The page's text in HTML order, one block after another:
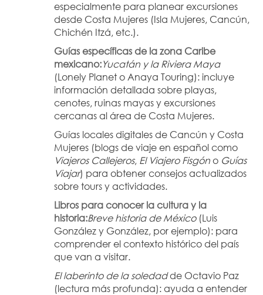
especialmente para planear excursiones
desde Costa Mujeres (Isla Mujeres, Cancún,
Chichén Itzá, etc.).
Guías específicas de la zona Caribe
mexicano:Yucatán y la Riviera Maya
(Lonely Planet o Anaya Touring): incluye
información detallada sobre playas,
cenotes, ruinas mayas y excursiones
cercanas al área de Costa Mujeres.
Guías locales digitales de Cancún y Costa
Viajeros Callejeros, El Viajero Fisgón o Guías
Viajar) para obtener consejos actualizados
sobre tours y actividades.
Libros para conocer la cultura y la
historia:Breve historia de México (Luis
González y González, por ejemplo): para
comprender el contexto histórico del país
que van a visitar.
El laberinto de la soledad de Octavio Paz
(lectura más profunda): ayuda a entender